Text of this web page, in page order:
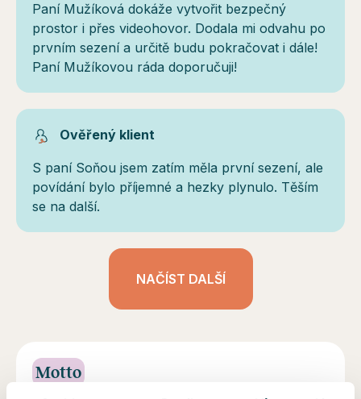
Paní Mužíková dokáže vytvořit bezpečný
prostor i přes videohovor. Dodala mi odvahu po
prvním sezení a určitě budu pokračovat i dále!
Paní Mužíkovou ráda doporučuji!
Ověřený klient
S paní Soňou jsem zatím měla první sezení, ale
povídání bylo příjemné a hezky plynulo. Těším
se na další.
NAČÍST DALŠÍ
Motto